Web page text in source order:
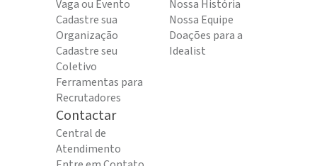
Vaga ou Evento
Cadastre sua
Organização
Cadastre seu
Coletivo
Ferramentas para
Recrutadores
Nossa História
Nossa Equipe
Doações para a
Idealist
Contactar
Central de
Atendimento